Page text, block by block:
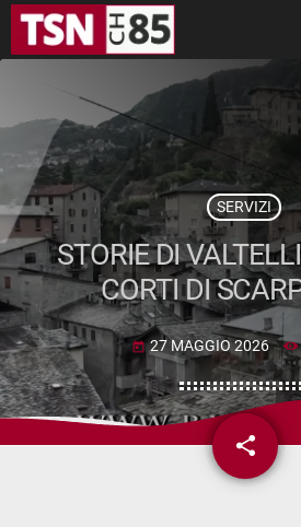
SERVIZI
STORIE DI
CORTI DI
today 27 MAGGIO 2026
share
email